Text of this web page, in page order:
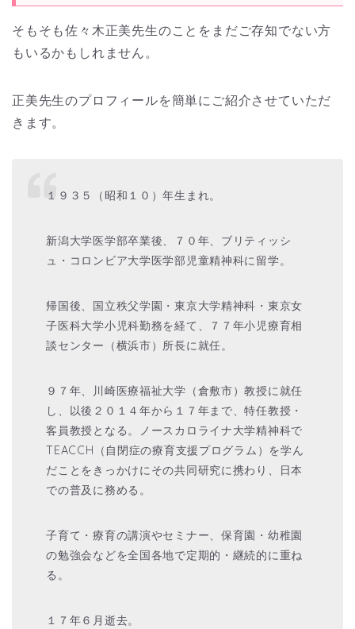
そもそも佐々木正美先生のことをまだご存知でない方
もいるかもしれません。
正美先生のプロフィールを簡単にご紹介させていただ
きます。
１９３５（昭和１０）年生まれ。
新潟大学医学部卒業後、７０年、ブリティッシ
ュ・コロンビア大学医学部児童精神科に留学。
帰国後、国立秩父学園・東京大学精神科・東京女
子医科大学小児科勤務を経て、７７年小児療育相
談センター（横浜市）所長に就任。
９７年、川崎医療福祉大学（倉敷市）教授に就任
し、以後２０１４年から１７年まで、特任教授・
客員教授となる。ノースカロライナ大学精神科で
TEACCH（自閉症の療育支援プログラム）を学ん
だことをきっかけにその共同研究に携わり、日本
での普及に務める。
子育て・療育の講演やセミナー、保育園・幼稚園
の勉強会などを全国各地で定期的・継続的に重ね
る。
１７年６月逝去。